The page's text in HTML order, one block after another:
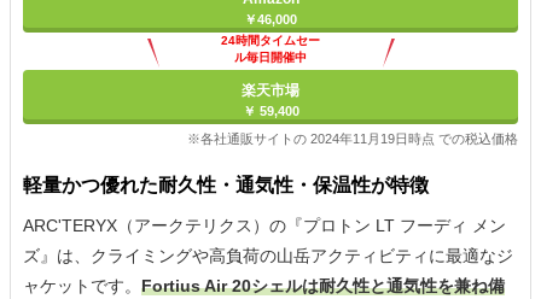
￥46,000
24時間タイムセー
ル毎日開催中
楽天市場
￥ 59,400
※各社通販サイトの 2024年11月19日時点 での税込価格
軽量かつ優れた耐久性・通気性・保温性が特徴
ARC'TERYX（アークテリクス）の『プロトン LT フーディ メン
ズ』は、クライミングや高負荷の山岳アクティビティに最適なジ
ャケットです。 Fortius Air 20シェルは耐久性と通気性を兼ね備